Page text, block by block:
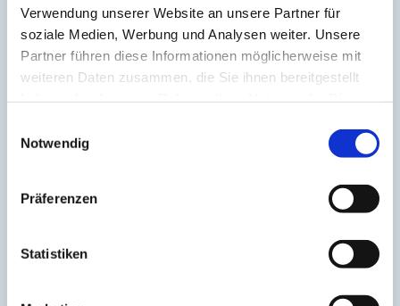
Verwendung unserer Website an unsere Partner für
soziale Medien, Werbung und Analysen weiter. Unsere
Partner führen diese Informationen möglicherweise mit
weiteren Daten zusammen, die Sie ihnen bereitgestellt
Notwendig
Präferenzen
Statistiken
Persönlicher Kampagnenmanager
Erstellung von bis zu 18 SEO/GEO-Texten für Ihre